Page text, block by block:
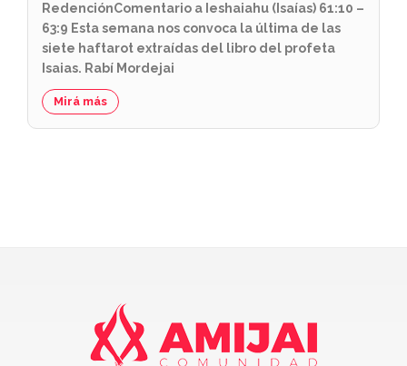
RedenciónComentario a Ieshaiahu (Isaías) 61:10 –
63:9 Esta semana nos convoca la última de las
siete haftarot extraídas del libro del profeta
Isaias. Rabí Mordejai
Mirá más